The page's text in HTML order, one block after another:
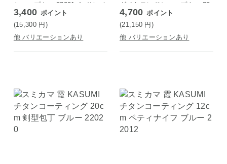
シャープナー 33001 ＆ サンベ
ルム ビストロ先生 ふきん K58
000
3,400 ポイント
(15,300 円 )
他 バリエーションあり
ダイヤモンドシャープナー 33
001 ＆ サンベルム ビストロ先
生 ふきん K58000
4,700 ポイント
(21,150 円 )
他 バリエーションあり